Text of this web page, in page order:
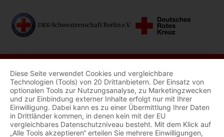
Diese Seite verwendet Cookies und vergleichbare
Technologien (Tools) von 20 Drittanbietern. Der Einsatz von
optionalen Tools zur Nutzungsanalyse, zu Marketingzwecken
und zur Einbindung externer Inhalte erfolgt nur mit Ihrer
Einwilligung. Dabei kann es zu einer Übermittlung Ihrer Daten
in Drittländer kommen, in denen kein mit der EU
vergleichbares Datenschutzniveau besteht. Mit dem Klick auf
„Alle Tools akzeptieren“ erteilen Sie mehrere Einwilligungen,